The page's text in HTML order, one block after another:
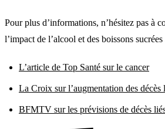
Pour plus d’informations, n’hésitez pas à
l’impact de l’alcool et des boissons
L’article de Top Santé sur le cancer
La Croix sur l’augmentation des décès
BFMTV sur les prévisions de décès